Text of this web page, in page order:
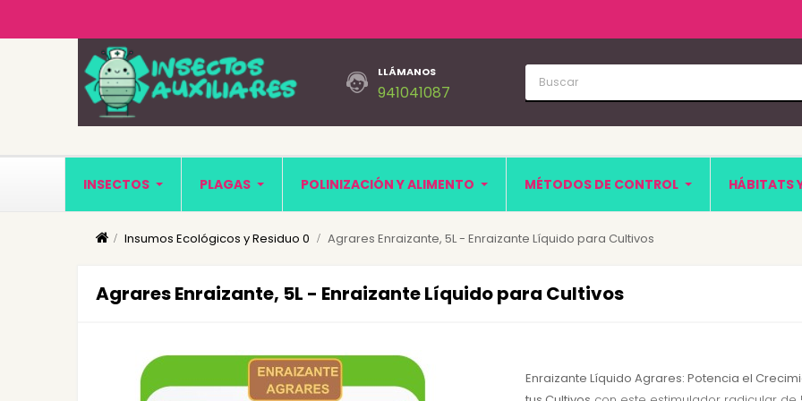
LLÁMANOS
941041087
INSECTOS PLAGAS POLINIZACIÓN Y ALIMENTO MÉTODOS DE CONTROL HÁBITATS
Insumos Ecológicos y Residuo 0 Agrares Enraizante, 5L - Enraizante Líquido para Cultivos
Agrares Enraizante, 5L - Enraizante Líquido para Cultivos
Enraizante Líquido Agrares: Potencia el